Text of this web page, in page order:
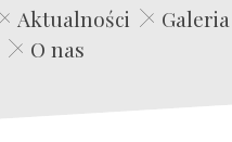
Edwin Film Agencja Aktorska
Aktualności
Galeria
O nas